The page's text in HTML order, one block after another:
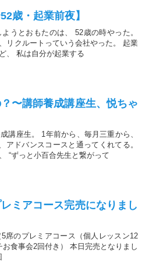
歳・起業前夜】
うとおもたのは、 52歳の時やった。
リクルートっていう会社やった。 起業
、 私は自分が起業する
〜講師養成講座生、悦ちゃ
講座生。 1年前から、毎月三重から、
アドバンスコースと通ってくれてる。
“ずっと小百合先生と繋がって
ミアコース完売になりまし
席のプレミアコース（個人レッスン12
食事会2回付き） 本日完売となりまし